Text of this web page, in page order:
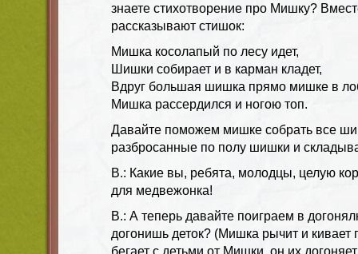
знаете стихотворение про Мишку?
рассказывают стишок:
Мишка косолапый по лесу идет,
Шишки собирает и в карман кладет,
Вдруг большая шишка прямо мишке в
Мишка рассердился и ногою топ.
Давайте поможем мишке собрать все
разбросанные по полу шишки и
В.: Какие вы, ребята, молодцы, целую
для медвежонка!
В.: А теперь давайте поиграем в
догонишь деток? (Мишка рычит и кивает
бегает с детьми от Мишки, он их